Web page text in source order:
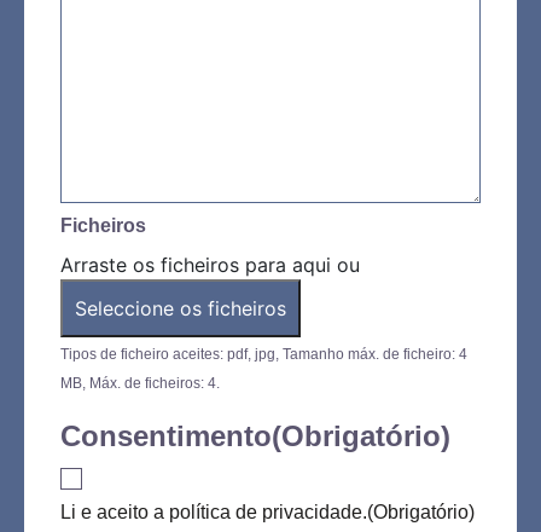
Ficheiros
Arraste os ficheiros para aqui ou
Seleccione os ficheiros
Tipos de ficheiro aceites: pdf, jpg, Tamanho máx. de ficheiro: 4
MB, Máx. de ficheiros: 4.
Consentimento(Obrigatório)
Li e aceito a política de privacidade.(Obrigatório)